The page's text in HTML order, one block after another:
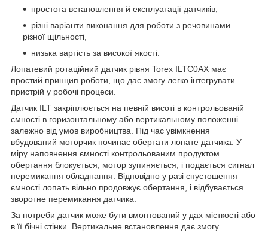
простота встановлення й експлуатації датчиків,
різні варіанти виконання для роботи з речовинами
різної щільності,
низька вартість за високої якості.
Лопатевий ротаційний датчик рівня Torex ILTC0AX має
простий принцип роботи, що дає змогу легко інтегрувати
пристрій у робочі процеси.
Датчик ILT закріплюється на певній висоті в контрольованій
ємності в горизонтальному або вертикальному положенні
залежно від умов виробництва. Під час увімкнення
вбудований моторчик починає обертати лопате датчика. У
міру наповнення ємності контрольованим продуктом
обертання блокується, мотор зупиняється, і подається сигнал
перемикання обладнання. Відповідно у разі спустошення
ємності лопать вільно продовжує обертання, і відбувається
зворотне перемикання датчика.
За потреби датчик може бути вмонтований у дах місткості або
в її бічні стінки. Вертикальне встановлення дає змогу